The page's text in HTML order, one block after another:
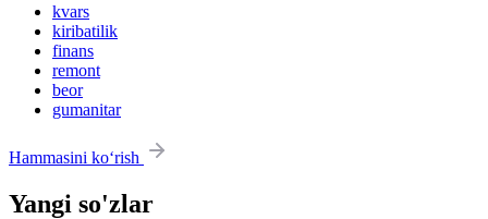
kvars
kiribatilik
finans
remont
beor
gumanitar
Hammasini ko‘rish
Yangi so'zlar